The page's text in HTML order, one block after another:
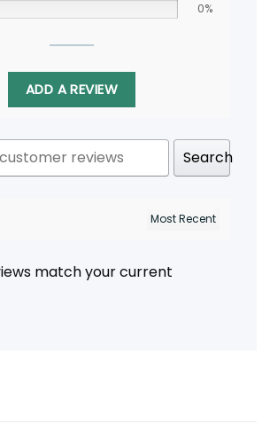
0%
ADD A REVIEW
Search
match your current